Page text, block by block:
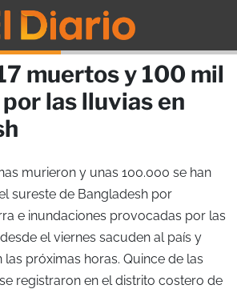
muertos y 100 mil
las lluvias en
murieron y unas 100.000 se han
sureste de Bangladesh por
e inundaciones provocadas por las
el viernes sacuden al país y
próximas horas. Quince de las
registraron en el distrito costero de